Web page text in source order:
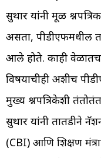
सुथार यांनी मूळ
असता, पीडीएफमधील
आले होते. काही वेळातच
विषयाचीही अशीच
मुख्य प्रश्नपत्रिकेशी
सुथार यांनी तातडीने
(CBI) आणि शिक्षण